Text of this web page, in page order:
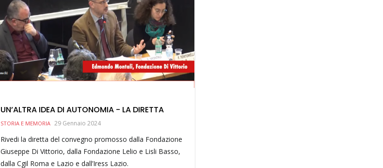
UN’ALTRA IDEA DI AUTONOMIA - LA DIRETTA
STORIA E MEMORIA 29 Gennaio 2024
Rivedi la diretta del convegno promosso dalla Fondazione
Giuseppe Di Vittorio, dalla Fondazione Lelio e Lisli Basso,
dalla Cgil Roma e Lazio e dall’Iress Lazio.